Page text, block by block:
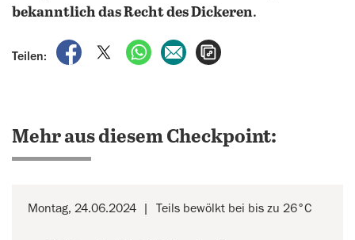
bekanntlich das Recht des Dickeren.
Teilen:
auf Facebook teilen
auf X teilenper WhatsApp teilen
per E-Mail teilen
Mehr aus diesem Checkpoint:
Montag, 24.06.2024 Teils bewölkt bei bis zu 26°C